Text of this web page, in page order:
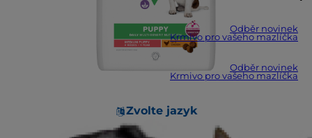
Odběr novinek
Krmivo pro vašeho mazlíčka
Odběr novinek
Krmivo pro vašeho mazlíčka
Zvolte jazyk